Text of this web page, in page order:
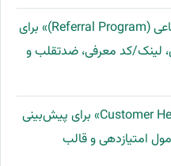
راهنمای عملی راه‌اندازی «برنامه ارجاعی (Referral Program)» برای
لینک/کد معرفی، ضدتقلب و
راهنمای عملی طراحی «Customer Health Score» برای پیش‌بینی
امتیازدهی و قالب